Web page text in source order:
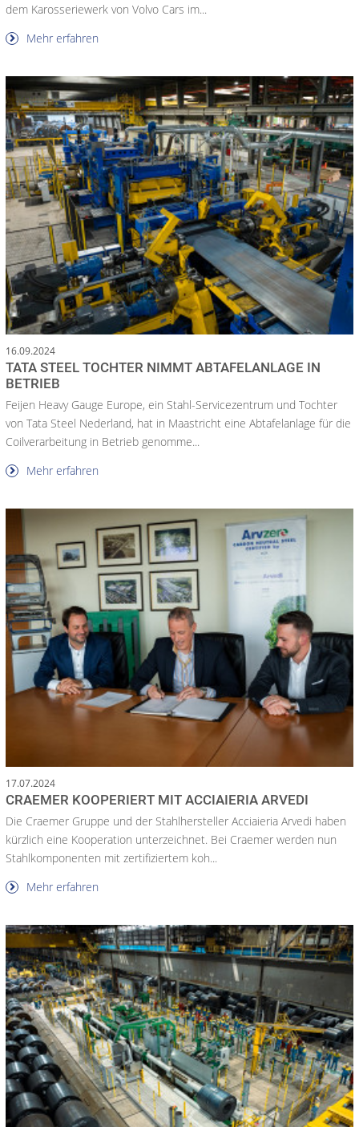
dem Karosseriewerk von Volvo Cars im...
Mehr erfahren
16.09.2024
TATA STEEL TOCHTER NIMMT ABTAFELANLAGE IN
BETRIEB
Feijen Heavy Gauge Europe, ein Stahl-Servicezentrum und Tochter
von Tata Steel Nederland, hat in Maastricht eine Abtafelanlage für die
Coilverarbeitung in Betrieb genomme...
Mehr erfahren
17.07.2024
CRAEMER KOOPERIERT MIT ACCIAIERIA ARVEDI
Die Craemer Gruppe und der Stahlhersteller Acciaieria Arvedi haben
kürzlich eine Kooperation unterzeichnet. Bei Craemer werden nun
Stahlkomponenten mit zertifiziertem koh...
Mehr erfahren